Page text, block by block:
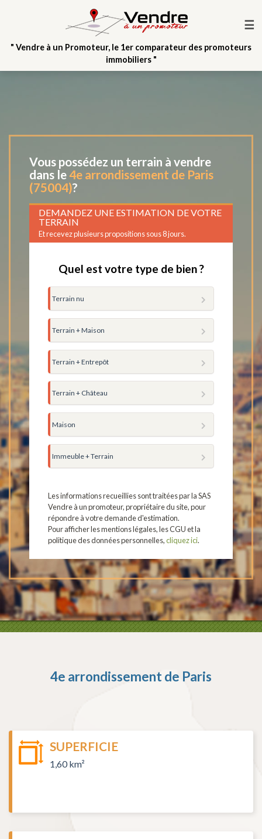
☰
" Vendre à un Promoteur, le 1er comparateur des promoteurs
immobiliers "
Vous possédez un terrain à vendre
dans le4e arrondissement de Paris
(75004)?
DEMANDEZ UNE ESTIMATION DE VOTRE
TERRAIN
Et recevez plusieurs propositions sous 8 jours.
Quel est votre type de bien ?
Terrain nu
Terrain + Maison
Terrain + Entrepôt
Terrain + Château
Maison
Immeuble + Terrain
Les informations recueillies sont traitées par la SAS
Vendre à un promoteur, propriétaire du site, pour
répondre à votre demande d'estimation.
Pour afficher les mentions légales, les CGU et la
politique des données personnelles,cliquez ici.
4e arrondissement de Paris
SUPERFICIE
1,60 km²